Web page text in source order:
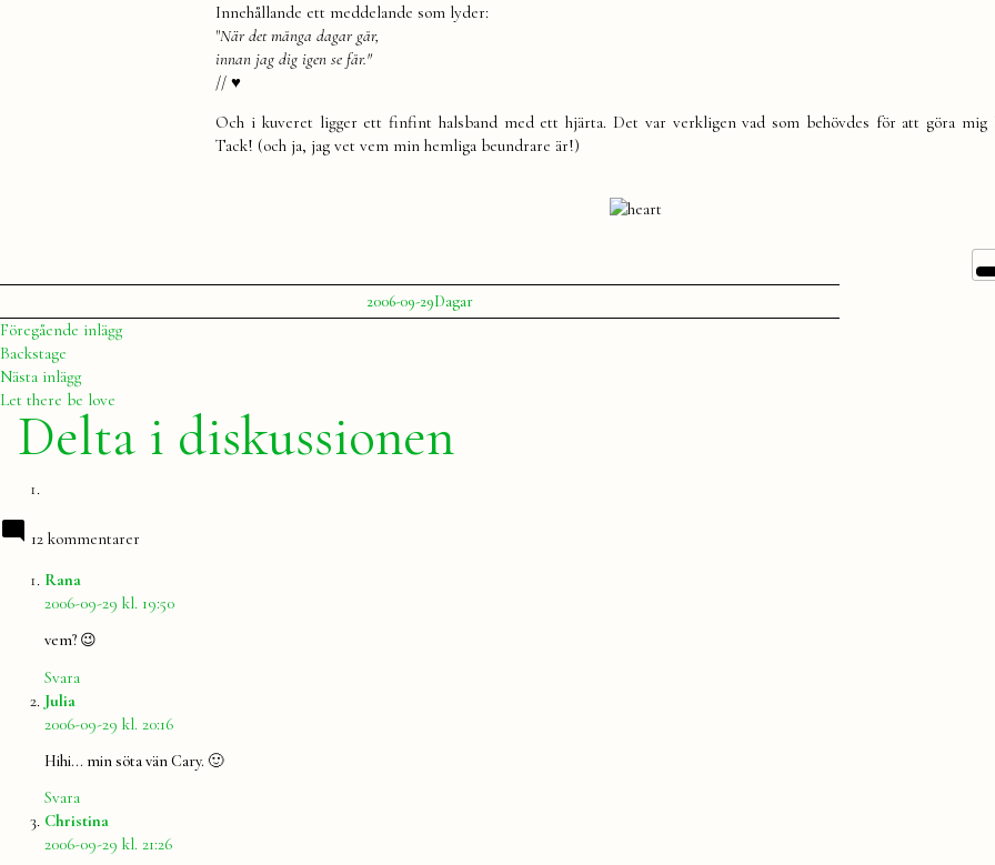
Innehållande ett meddelande som lyder:
"När det många dagar går,
innan jag dig igen se får."
// ♥
Och i kuveret ligger ett finfint halsband med ett hjärta. Det var verkligen vad som behövdes för att göra mig
Tack! (och ja, jag vet vem min hemliga beundrare är!)
Publicerat
av
Julia
2006-09-29Publicerat
i
Dagar
Inläggsnavigering
Föregående inläggFöregående
Backstage
Nästa inläggNästa
inlägg:
Let there be love
Delta i diskussionen
12 kommentarer
Rana
2006-09-29 kl. 19:50
vem? 😉
Svara
Julia
2006-09-29 kl. 20:16
Hihi… min söta vän Cary. 🙂
Svara
Christina
2006-09-29 kl. 21:26